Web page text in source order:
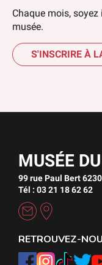
Chaque mois,
musée.
S'INSCRIRE À
MUSÉE
99 rue Paul Bert
Tél : 03 21 18 62 62
RETROUVEZ-